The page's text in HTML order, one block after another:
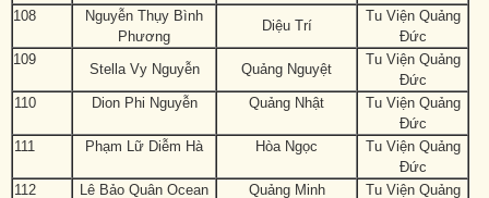
108
Nguyễn Thụy Bình
Phương
Diệu Trí
Tu Viện Quảng
Đức
109
Stella Vy Nguyễn Quảng Nguyệt
Tu Viện Quảng
Đức
110
Dion Phi Nguyễn Quảng Nhật
Tu Viện Quảng
Đức
111
Phạm Lữ Diễm Hà Hòa Ngọc
Tu Viện Quảng
Đức
112
Lê Bảo Quân Ocean Quảng Minh Tu Viện Quảng